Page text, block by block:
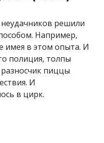
решили
Например,
имея в этом опыта. И
полиция, толпы
пиццы
И
в цирк.